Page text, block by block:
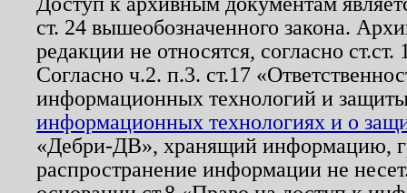
ст. 24 вышеобозначенного закона.
редакции не относятся, согласно
Согласно ч.2. п.3. ст.17
информационных технологий и
информационных технологиях и о
«Дебри-ДВ», хранящий информацию,
распространение информации не